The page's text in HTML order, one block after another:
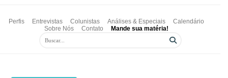
Perfis Entrevistas Colunistas Análises & Especiais
Calendário
Sobre Nós
Contato Mande sua matéria!